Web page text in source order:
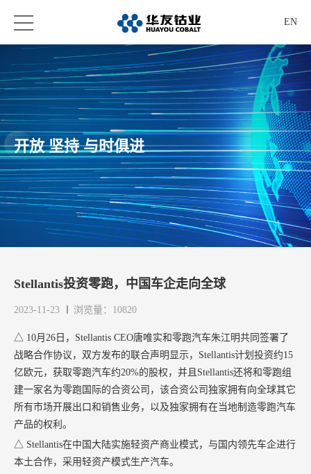
EN
开放 坚持 与时俱进
Stellantis投资零跑，中国车企走向全球
2023-11-23 浏览量：10820
△ 10月26日，Stellantis CEO唐唯实和零跑汽车朱江明共同签署了
战略合作协议，双方发布的联合声明显示，Stellantis计划投资约15
亿欧元，获取零跑汽车约20%的股权，并且Stellantis还将和零跑组
建一家名为零跑国际的合资公司，该合资公司独家拥有向全球其它
所有市场开展出口和销售业务，以及独家拥有在当地制造零跑汽车
产品的权利。
△ Stellantis在中国大陆实施轻资产商业模式，与国内领先车企进行
本土合作，采用轻资产模式生产汽车。